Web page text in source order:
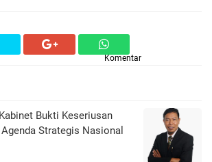
Komentar
Bukti Keseriusan
Strategis Nasional